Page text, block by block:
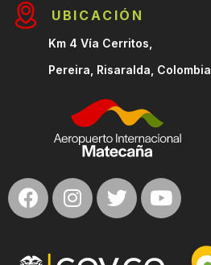
UBICACIÓN
Km 4 Vía Cerritos,
Pereira, Risaralda, Colombia